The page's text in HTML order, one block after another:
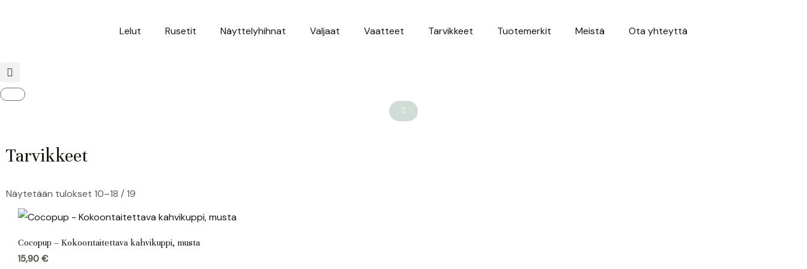
Lelut Rusetit Näyttelyhihnat Valjaat Vaatteet Tarvikkeet Tuotemerkit Meistä Ota yhteyttä
Cart
Tarvikkeet
Näytetään tulokset 10–18 / 19
Cocopup – Kokoontaitettava kahvikuppi, musta
15,90 €